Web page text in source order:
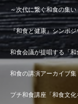
～次代に繋ぐ和食の集
『和食と健康』シンポ
和食会議が提唱する「和
和食の講演アーカイブ集
プチ和食講座「和食文化